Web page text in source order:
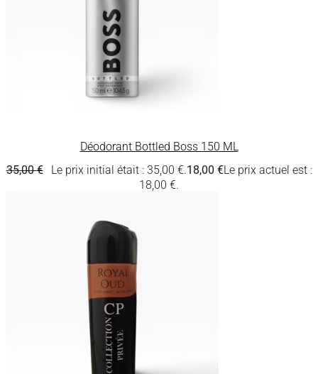
Déodorant Bottled Boss 150 ML
35,00€ Le prix initial était : 35,00 €.18,00 €Le prix actuel est :
18,00 €.